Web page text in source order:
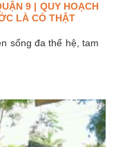
9 | QUY HOẠCH
LÀ CÓ THẬT
sống đa thế hệ, tam